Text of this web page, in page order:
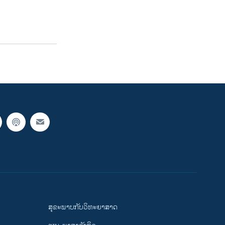
ສຸຂະພາບກັບວິທະຍາສາດ